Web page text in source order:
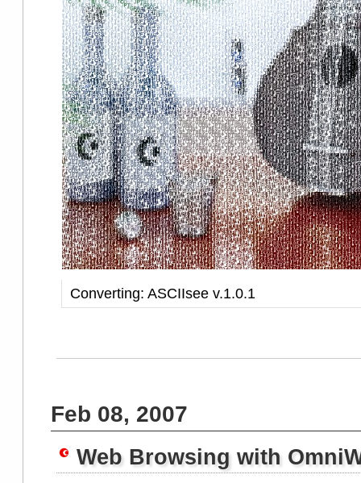
Converting: ASCIIsee v.1.0.1
Feb 08, 2007
Web Browsing with